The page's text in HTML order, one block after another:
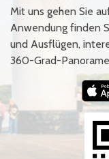
Mit uns gehen Sie
Anwendung finden
und Ausflügen,
360-Grad-